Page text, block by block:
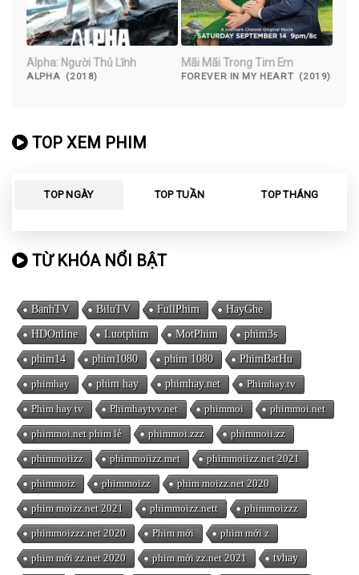
Alpha: Người Thủ Lĩnh
ALPHA (2018)
Mãi Mãi Trong Tim Em
FOREVER IN MY HEART (2019)
TOP XEM PHIM
TOP NGÀY TOP TUẦN TOP THÁNG
TỪ KHÓA NỔI BẬT
BanhTV BiluTV FullPhim HayGhe
HDOnline Luotphim MotPhim phim3s
phim14 phim1080 phim 1080 PhimBatHu
phimhay phim hay phimhay.net Phimhay.tv
Phim hay tv Phimhaytvv.net phimmoi phimmoi.net
phimmoi.net phim lẻ phimmoi.zzz phimmoii.zz
phimmoiizz phimmoiizz.met phimmoiizz.net 2021
phimmoiz phimmoizz phim moizz.net 2020
phim moizz.net 2021 phimmoizz.nett phimmoizzz
phimmoizzz.net 2020 Phim mới phim mới z
phim mới zz.net 2020 phim mới zz.net 2021 tvhay